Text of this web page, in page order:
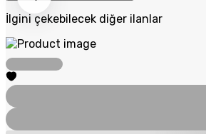
İlgini çekebilecek diğer ilanlar